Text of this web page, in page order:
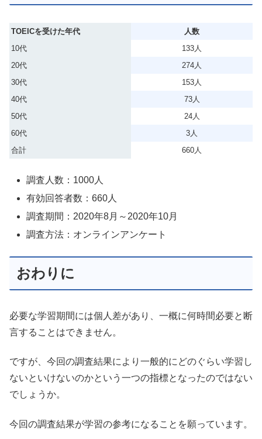
TOEICを受けた年代
人数
10代
133人
20代
274人
30代
153人
40代
73人
50代
24人
60代
3人
合計
660人
調査人数：1000人
有効回答者数：660人
調査期間：2020年8月～2020年10月
調査方法：オンラインアンケート
おわりに
必要な学習期間には個人差があり、一概に何時間必要と断
言することはできません。
ですが、今回の調査結果により一般的にどのぐらい学習し
ないといけないのかという一つの指標となったのではない
でしょうか。
今回の調査結果が学習の参考になることを願っています。